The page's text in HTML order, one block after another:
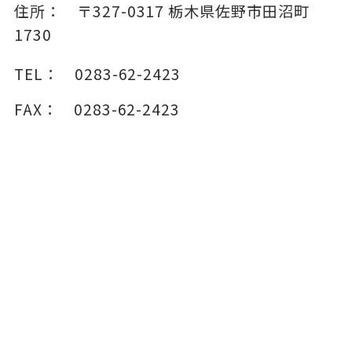
住所： 〒327-0317 栃木県佐野市田沼町
1730
TEL：
0283-62-2423
FAX：
0283-62-2423